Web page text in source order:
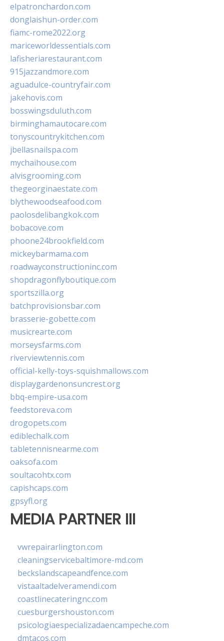
elpatronchardon.com
donglaishun-order.com
fiamc-rome2022.org
mariceworldessentials.com
lafisheriarestaurant.com
915jazzandmore.com
aguadulce-countryfair.com
jakehovis.com
bosswingsduluth.com
birminghamautocare.com
tonyscountrykitchen.com
jbellasnailspa.com
mychaihouse.com
alvisgrooming.com
thegeorginaestate.com
blythewoodseafood.com
paolosdelibangkok.com
bobacove.com
phoone24brookfield.com
mickeybarmama.com
roadwayconstructioninc.com
shopdragonflyboutique.com
sportszilla.org
batchprovisionsbar.com
brasserie-gobette.com
musicrearte.com
morseysfarms.com
riverviewtennis.com
official-kelly-toys-squishmallows.com
displaygardenonsuncrest.org
bbq-empire-usa.com
feedstoreva.com
drogopets.com
ediblechalk.com
tabletennisnearme.com
oaksofa.com
soultacohtx.com
capishcaps.com
gpsyfl.org
MEDIA PARTNER III
vwrepairarlington.com
cleaningservicebaltimore-md.com
beckslandscapeandfence.com
vistaaltadelveramendi.com
coastlinecateringnc.com
cuesburgershouston.com
psicologiaespecializadaencampeche.com
dmtacos.com